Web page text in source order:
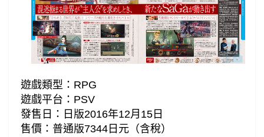
遊戲類型：RPG
遊戲平台：PSV
發售日：日版2016年12月15日
售價：普通版7344日元（含稅）